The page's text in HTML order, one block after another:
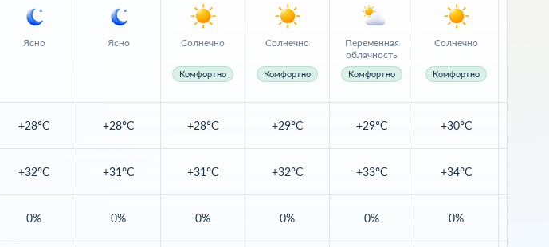
Ясно
+28°C
+32°C
0%
Ясно
+28°C
+31°C
0%
Солнечно
Комфортно
+28°C
+31°C
0%
Солнечно
Комфортно
+29°C
+32°C
0%
Переменная
облачность
Комфортно
+29°C
+33°C
0%
Солнечно
Комфортно
+30°C
+34°C
0%